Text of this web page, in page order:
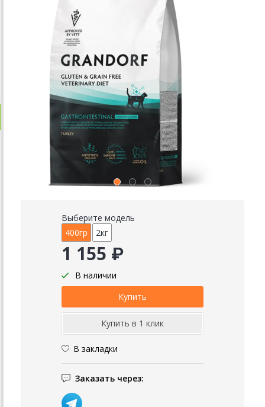
Выберите модель
400гр
2кг
1 155 ₽
В наличии
В закладки
Заказать через: